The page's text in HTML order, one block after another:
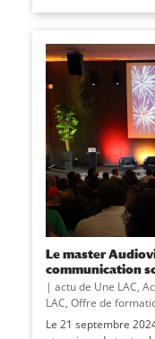
Le master
communication
| actu de Une LAC,
LAC, Offre de
Le 21 septembre